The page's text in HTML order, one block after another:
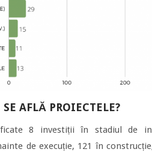
AFLĂ PROIECTELE?
8 investiții în stadiul de
de execuție, 121 în